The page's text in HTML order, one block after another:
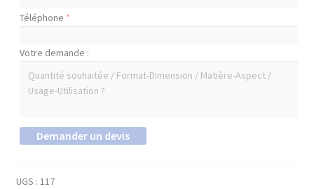
Téléphone *
Votre demande :
UGS : 117